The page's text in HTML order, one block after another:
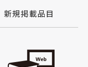
新規掲載品目